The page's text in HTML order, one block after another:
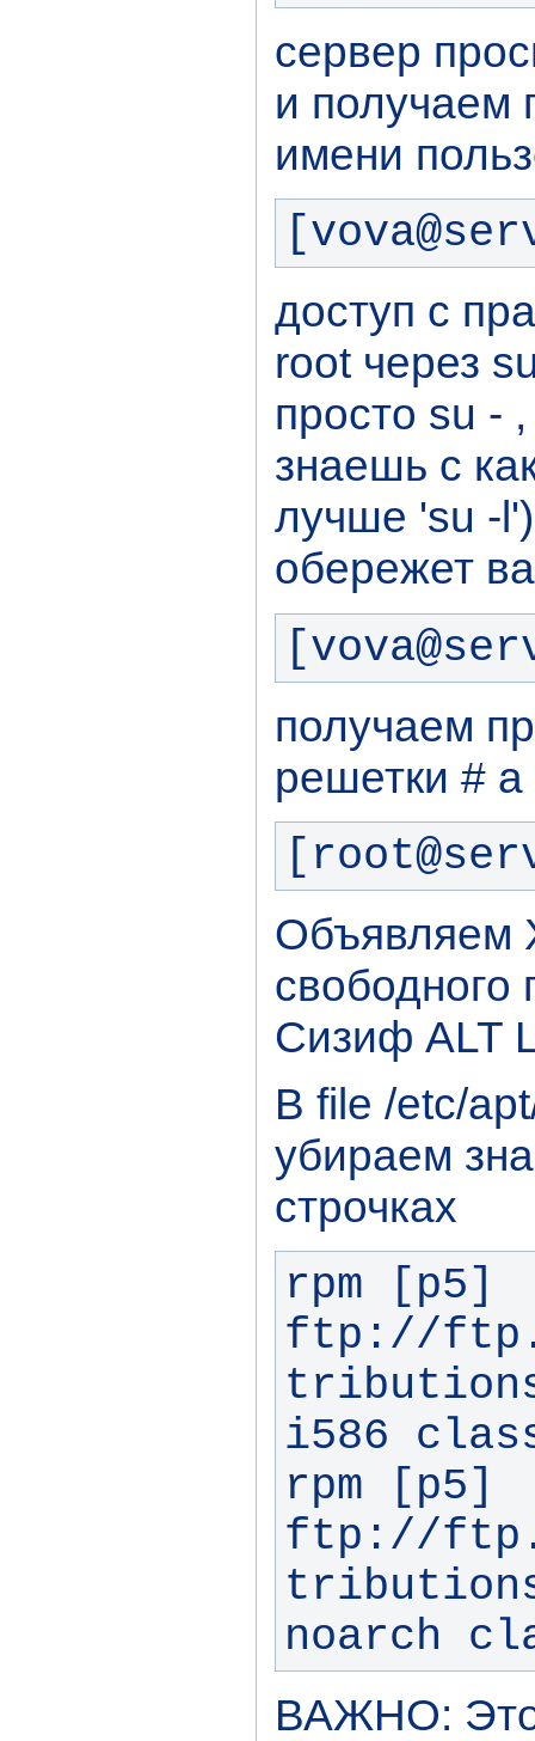
сервер
и получаем
имени
доступ с
root через
просто su -
знаешь с
лучше 'su -
обережет
получаем
решетки #
Объявляем
свободного
Сизиф ALT
В file /etc/
убираем
строчках
rpm [p5]
ftp://
i586
rpm [p5]
ftp://
noarch
ВАЖНО: Это